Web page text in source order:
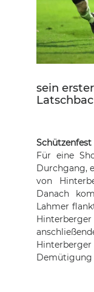
sein
Schützenfest
Für eine
Durchgang,
von
Danach
Lahmer
Demütigung